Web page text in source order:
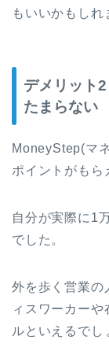
もいいかもしれ
デメリット
たまらない
MoneyStep(マ
ポイントがもら
自分が実際に1
でした。
外を歩く営業の
ィスワーカー
ルといえるでし